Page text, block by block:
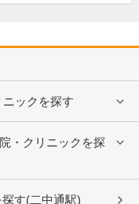
ックを探す
・クリニックを探
す(二中通駅)